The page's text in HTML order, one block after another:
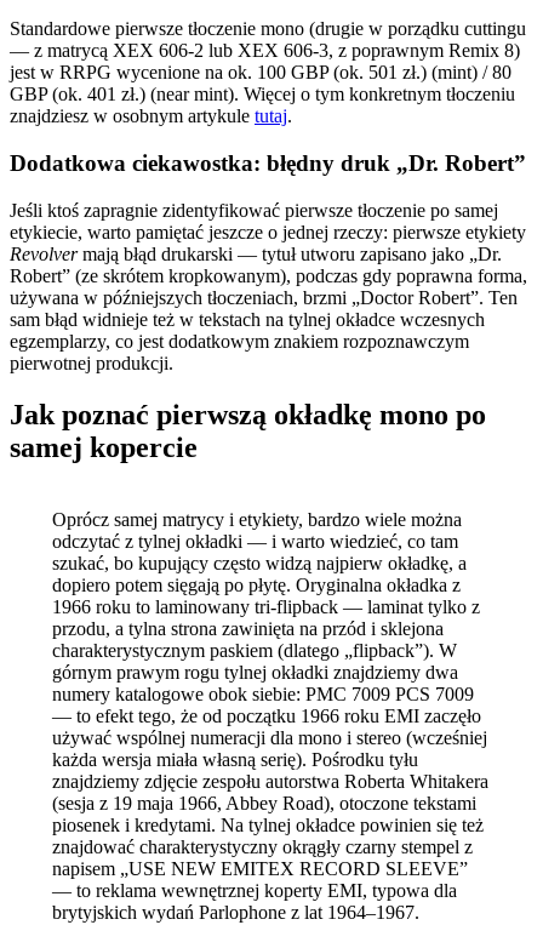
Standardowe pierwsze tłoczenie mono (drugie w porządku cuttingu
— z matrycą XEX 606-2 lub XEX 606-3, z poprawnym Remix 8)
jest w RRPG wycenione na ok. 100 GBP(ok. 501 zł.) (mint) / 80
GBP(ok. 401 zł.) (near mint). Więcej o tym konkretnym tłoczeniu
znajdziesz w osobnym artykule tutaj.
Dodatkowa ciekawostka: błędny druk „Dr. Robert”
Jeśli ktoś zapragnie zidentyfikować pierwsze tłoczenie po samej
etykiecie, warto pamiętać jeszcze o jednej rzeczy: pierwsze etykiety
Revolvermają błąd drukarski — tytuł utworu zapisano jako „Dr.
Robert” (ze skrótem kropkowanym), podczas gdy poprawna forma,
używana w późniejszych tłoczeniach, brzmi „Doctor Robert”. Ten
sam błąd widnieje też w tekstach na tylnej okładce wczesnych
egzemplarzy, co jest dodatkowym znakiem rozpoznawczym
pierwotnej produkcji.
Jak poznać pierwszą okładkę mono po
samej kopercie
Oprócz samej matrycy i etykiety, bardzo wiele można
odczytać z tylnej okładki — i warto wiedzieć, co tam
szukać, bo kupujący często widzą najpierw okładkę, a
dopiero potem sięgają po płytę. Oryginalna okładka z
1966 roku to laminowany tri-flipback — laminat tylko z
przodu, a tylna strona zawinięta na przód i sklejona
charakterystycznym paskiem (dlatego „flipback”). W
górnym prawym rogu tylnej okładki znajdziemy dwa
numery katalogowe obok siebie: PMC 7009 PCS 7009
— to efekt tego, że od początku 1966 roku EMI zaczęło
używać wspólnej numeracji dla mono i stereo (wcześniej
każda wersja miała własną serię). Pośrodku tyłu
znajdziemy zdjęcie zespołu autorstwa Roberta Whitakera
(sesja z 19 maja 1966, Abbey Road), otoczone tekstami
piosenek i kredytami. Na tylnej okładce powinien się też
znajdować charakterystyczny okrągły czarny stempel z
napisem „USE NEW EMITEX RECORD SLEEVE”
— to reklama wewnętrznej koperty EMI, typowa dla
brytyjskich wydań Parlophone z lat 1964–1967.